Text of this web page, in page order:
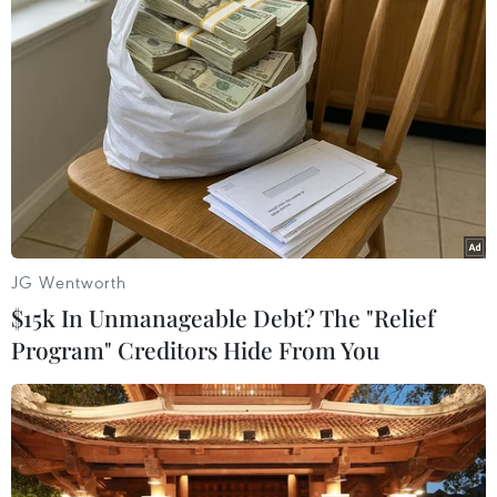
Một người nước ngoài mắc COVID-19,
phong tỏa khu dân cư ở Bình Dương
25/03/2021 15:06
Hiện tại lực lượng chức năng đã khẩn trương rà soát và
xác định được 8 trường hợp tiếp xúc gần với ca bệnh
để đưa vào khu cách ly tập trung, lấy mẫu xét nghiệm
SARS-CoV-2.
JG Wentworth
$15k In Unmanageable Debt? The "Relief
Program" Creditors Hide From You